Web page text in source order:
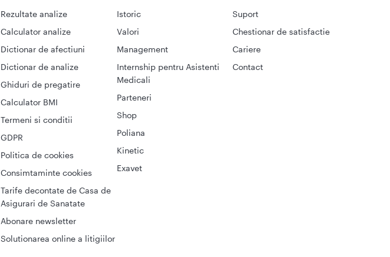
Rezultate analize
Calculator analize
Dictionar de afectiuni
Dictionar de analize
Ghiduri de pregatire
Calculator BMI
Termeni si conditii
GDPR
Politica de cookies
Consimtaminte cookies
Tarife decontate de Casa de
Asigurari de Sanatate
Abonare newsletter
Solutionarea online a litigiilor
Suport
Chestionar de satisfactie
Cariere
Contact
Istoric
Valori
Management
Internship pentru Asistenti
Medicali
Parteneri
Shop
Poliana
Kinetic
Exavet